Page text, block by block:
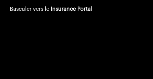
Basculer vers le Insurance Portal